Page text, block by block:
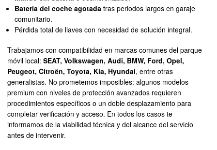
Batería del coche agotada tras periodos largos en garaje
comunitario.
Pérdida total de llaves con necesidad de solución integral.
Trabajamos con compatibilidad en marcas comunes del parque
móvil local: SEAT, Volkswagen, Audi, BMW, Ford, Opel,
Peugeot, Citroën, Toyota, Kia, Hyundai, entre otras
generalistas. No prometemos imposibles: algunos modelos
premium con niveles de protección avanzados requieren
procedimientos específicos o un doble desplazamiento para
completar verificación y acceso. En todos los casos te
informamos de la viabilidad técnica y del alcance del servicio
antes de intervenir.